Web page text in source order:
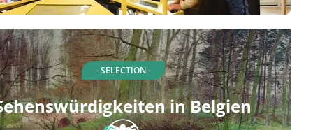
- SELECTION -
in Belgien